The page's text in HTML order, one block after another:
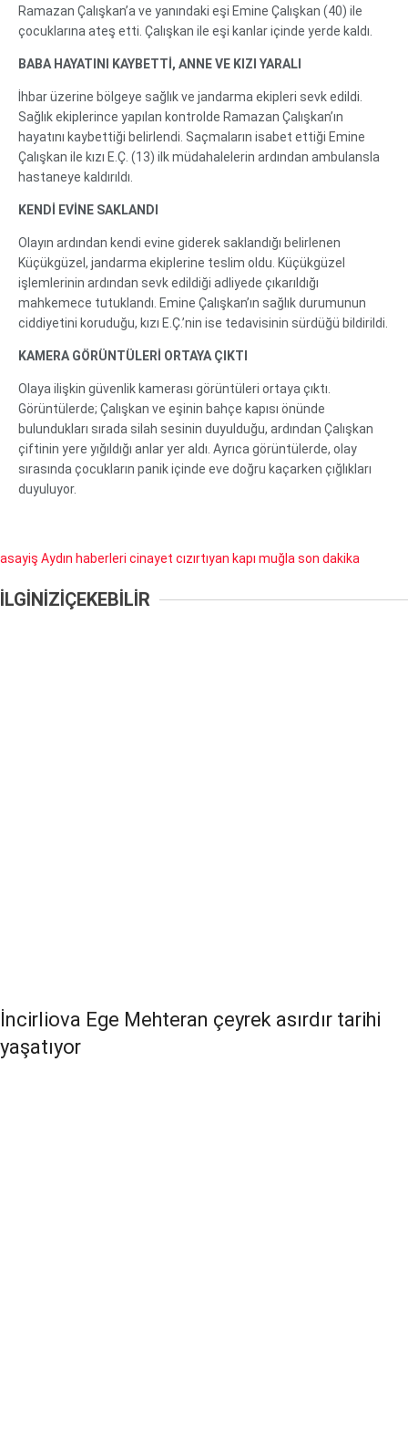
Ramazan Çalışkan’a ve yanındaki eşi Emine Çalışkan (40) ile
çocuklarına ateş etti. Çalışkan ile eşi kanlar içinde yerde kaldı.
BABA HAYATINI KAYBETTİ, ANNE VE KIZI YARALI
İhbar üzerine bölgeye sağlık ve jandarma ekipleri sevk edildi.
Sağlık ekiplerince yapılan kontrolde Ramazan Çalışkan’ın
hayatını kaybettiği belirlendi. Saçmaların isabet ettiği Emine
Çalışkan ile kızı E.Ç. (13) ilk müdahalelerin ardından ambulansla
hastaneye kaldırıldı.
KENDİ EVİNE SAKLANDI
Olayın ardından kendi evine giderek saklandığı belirlenen
Küçükgüzel, jandarma ekiplerine teslim oldu. Küçükgüzel
işlemlerinin ardından sevk edildiği adliyede çıkarıldığı
mahkemece tutuklandı. Emine Çalışkan’ın sağlık durumunun
ciddiyetini koruduğu, kızı E.Ç.’nin ise tedavisinin sürdüğü bildirildi.
KAMERA GÖRÜNTÜLERİ ORTAYA ÇIKTI
Olaya ilişkin güvenlik kamerası görüntüleri ortaya çıktı.
Görüntülerde; Çalışkan ve eşinin bahçe kapısı önünde
bulundukları sırada silah sesinin duyulduğu, ardından Çalışkan
çiftinin yere yığıldığı anlar yer aldı. Ayrıca görüntülerde, olay
sırasında çocukların panik içinde eve doğru kaçarken çığlıkları
duyuluyor.
asayiş Aydın haberleri cinayet cızırtıyan kapı muğla son dakika
İLGİNİZİÇEKEBİLİR
İncirliova Ege Mehteran çeyrek asırdır tarihi
yaşatıyor